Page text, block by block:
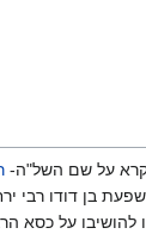
על שם השל"ה-
בן דודו רבי
להושיבו על כסא